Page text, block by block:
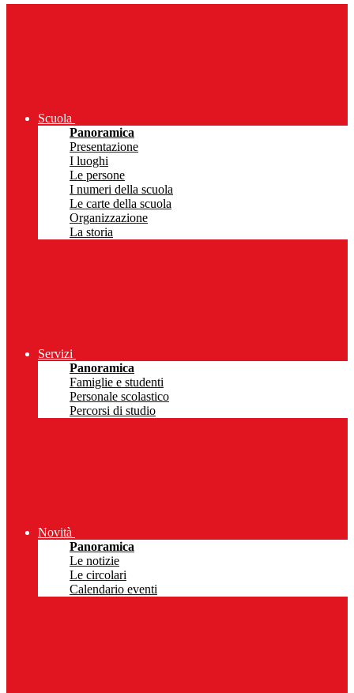
Scuola
Panoramica
Presentazione
I luoghi
Le persone
I numeri della scuola
Le carte della scuola
Organizzazione
La storia
Servizi
Panoramica
Famiglie e studenti
Personale scolastico
Percorsi di studio
Novità
Panoramica
Le notizie
Le circolari
Calendario eventi